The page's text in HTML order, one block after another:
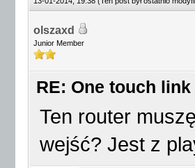
olszaxd
Junior Member
RE: One touch
Ten router
wejść? Jest z